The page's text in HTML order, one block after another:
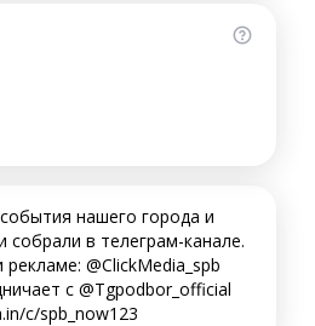
нашего города и
собрали в телеграм-канале.
@ClickMedia_spb
с @Tgpodbor_official
c/spb_now123